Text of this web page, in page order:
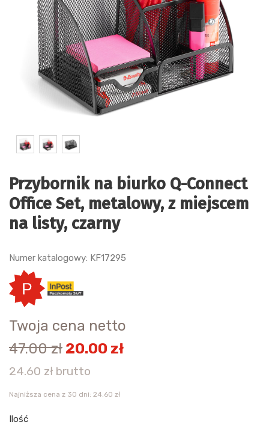
Przybornik na biurko Q-Connect
Office Set, metalowy, z miejscem
na listy, czarny
Numer katalogowy: KF17295
Twoja cena netto
47.00 zł 20.00 zł
24.60 zł brutto
Najniższa cena z 30 dni: 24.60 zł
Ilość